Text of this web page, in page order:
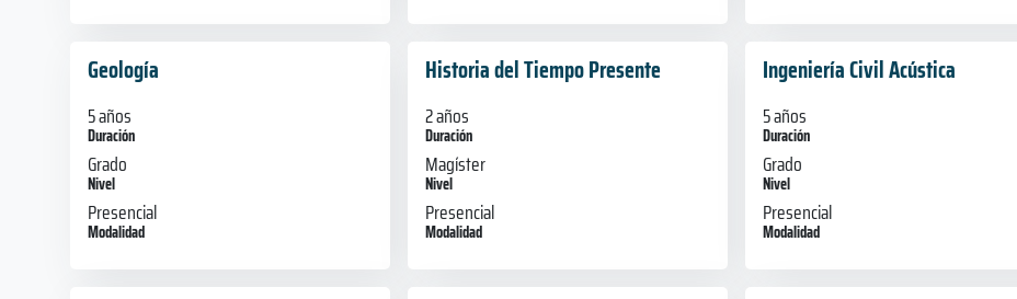
Geología
5 años
Duración
Grado
Nivel
Presencial
Modalidad
Historia del Tiempo Presente
2 años
Duración
Magíster
Nivel
Presencial
Modalidad
Ingeniería Civil Acústica
5 años
Duración
Grado
Nivel
Presencial
Modalidad